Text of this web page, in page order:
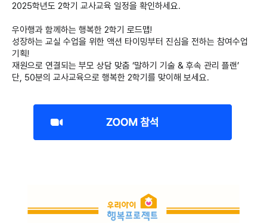
2025학년도 2학기 교사교육 일정을 확인하세요.
우아행과 함께하는 행복한 2학기 로드맵!
성장하는 교실 수업을 위한 액션 타이밍부터 진심을 전하는 참여수업
기획!
재원으로 연결되는 부모 상담 맞춤 ‘말하기 기술 & 후속 관리 플랜’
단, 50분의 교사교육으로 행복한 2학기를 맞이해 보세요.